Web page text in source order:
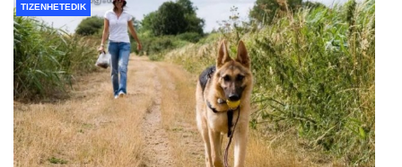
TIZENHETEDIK